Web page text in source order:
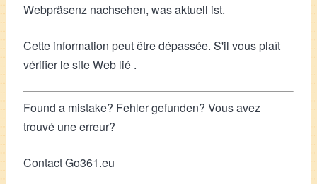
Webpräsenz nachsehen, was aktuell ist.
Cette information peut être dépassée. S'il vous plaît
vérifier le site Web lié .
Found a mistake? Fehler gefunden? Vous avez
trouvé une erreur?
Contact Go361.eu